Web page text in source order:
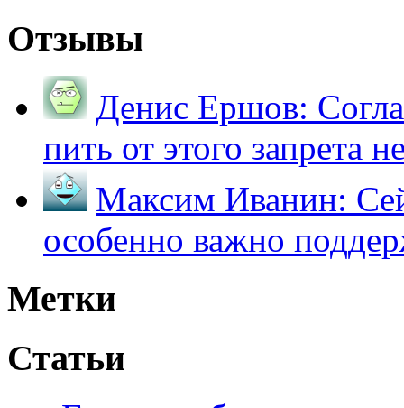
Отзывы
Денис Ершов:
пить от этого запрета
Максим Иванин:
особенно важно
Метки
Статьи